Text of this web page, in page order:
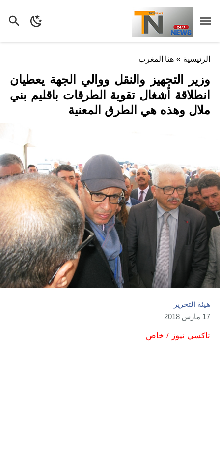
الرئيسية » هنا المغرب
وزير التجهيز والنقل ووالي الجهة يعطيان
انطلاقة أشغال تقوية الطرقات باقليم بني
ملال وهذه هي الطرق المعنية
هيئة التحرير
17 مارس 2018
تاكسي نيوز / خاص